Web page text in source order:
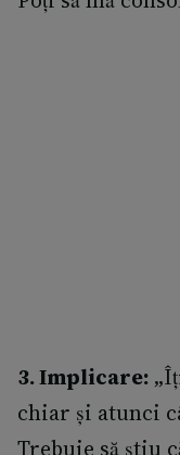
3. Implicare:
chiar și atunci
Trebuie să știu